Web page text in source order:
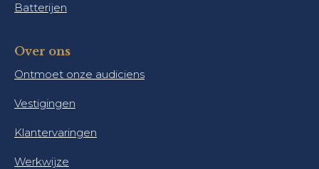
Batterijen
Over ons
Ontmoet onze audiciens
Vestigingen
Klantervaringen
Werkwijze